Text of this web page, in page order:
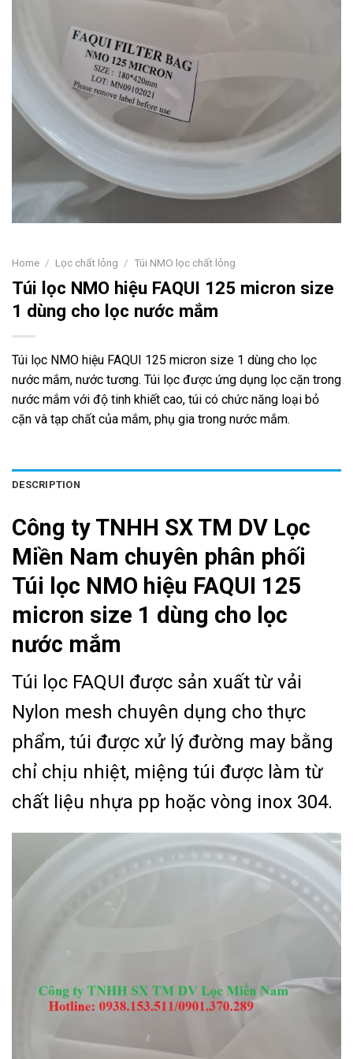
Home / Lọc chất lỏng / Túi NMO lọc chất lỏng
Túi lọc NMO hiệu FAQUI 125 micron size
1 dùng cho lọc nước mắm
Túi lọc NMO hiệu FAQUI 125 micron size 1 dùng cho lọc
nước mắm, nước tương. Túi lọc được ứng dụng lọc cặn trong
nước mắm với độ tinh khiết cao, túi có chức năng loại bỏ
cặn và tạp chất của mắm, phụ gia trong nước mắm.
DESCRIPTION
Công ty TNHH SX TM DV Lọc
Miền Nam chuyên phân phối
Túi lọc NMO hiệu FAQUI 125
micron size 1 dùng cho lọc
nước mắm
Túi lọc FAQUI được sản xuất từ vải
Nylon mesh chuyên dụng cho thực
phẩm, túi được xử lý đường may bằng
chỉ chịu nhiệt, miệng túi được làm từ
chất liệu nhựa pp hoặc vòng inox 304.